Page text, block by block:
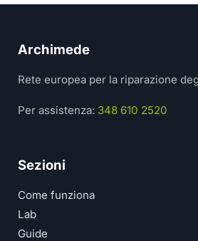
Archimede
Rete europea per la riparazione
Per assistenza: 348 610 2520
Sezioni
Come funziona
Lab
Guide